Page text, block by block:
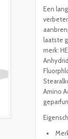
Een
laatste
merk:
Amino